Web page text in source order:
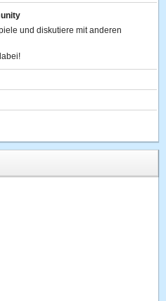
und diskutiere mit anderen